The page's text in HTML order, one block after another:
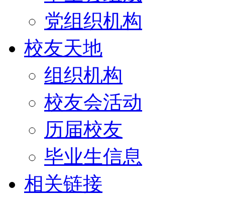
党组织机构
校友天地
组织机构
校友会活动
历届校友
毕业生信息
相关链接